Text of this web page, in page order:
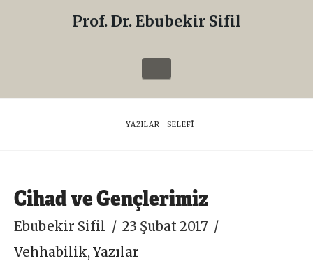
Sifil
Prof. Dr. Ebubekir Sifil
Navigation
HOME
YAZILAR SELEFÎ
Cihad ve Gençlerimiz
Ebubekir Sifil
23 Şubat 2017
Vehhabilik,Yazılar